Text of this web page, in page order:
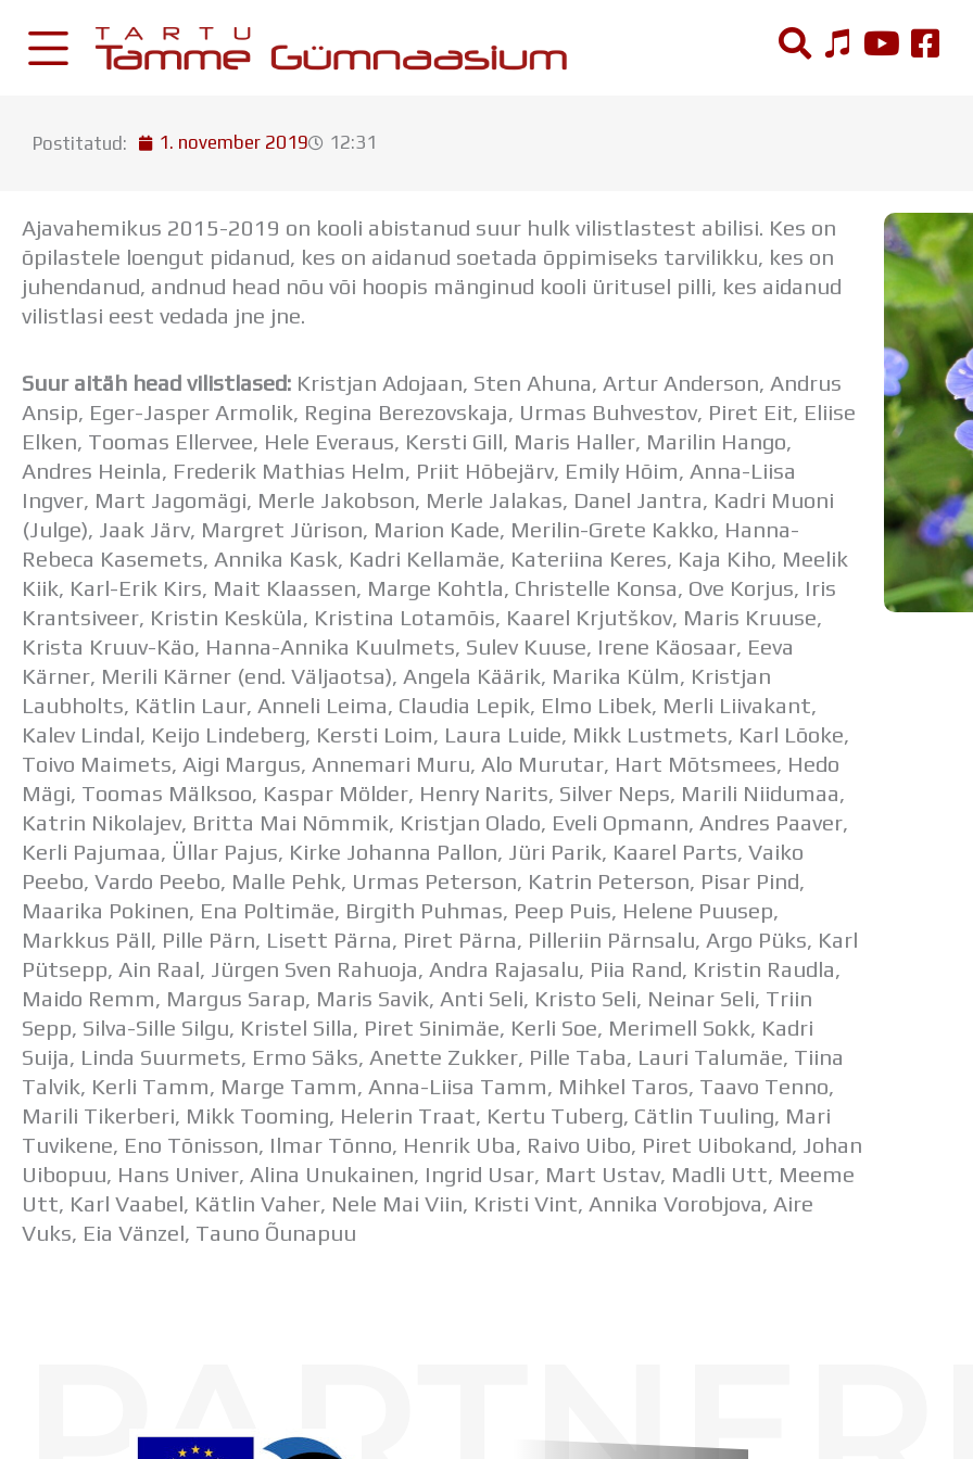
content
Postkast
Drive
Tamme TV
Kooliraadio
Koorilaul
Aastaplaan
Õppekava
Ainepassid
Distantsõpe
Kodukord
Projektid
Postitatud: 1. november 2019 12:31
Ajavahemikus 2015-2019 on kooli abistanud suur hulk vilistlastest abilisi. Kes on
õpilastele loengut pidanud, kes on aidanud soetada õppimiseks tarvilikku, kes on
juhendanud, andnud head nõu või hoopis mänginud kooli üritusel pilli, kes aidanud
vilistlasi eest vedada jne jne.
Suur aitäh head vilistlased: Kristjan Adojaan, Sten Ahuna, Artur Anderson, Andrus
Ansip, Eger-Jasper Armolik, Regina Berezovskaja, Urmas Buhvestov, Piret Eit, Eliise
Elken, Toomas Ellervee, Hele Everaus, Kersti Gill, Maris Haller, Marilin Hango,
Andres Heinla, Frederik Mathias Helm, Priit Hõbejärv, Emily Hõim, Anna-Liisa
Ingver, Mart Jagomägi, Merle Jakobson, Merle Jalakas, Danel Jantra, Kadri Muoni
(Julge), Jaak Järv, Margret Jürison, Marion Kade, Merilin-Grete Kakko, Hanna-
Rebeca Kasemets, Annika Kask, Kadri Kellamäe, Kateriina Keres, Kaja Kiho, Meelik
Kiik, Karl-Erik Kirs, Mait Klaassen, Marge Kohtla, Christelle Konsa, Ove Korjus, Iris
Krantsiveer, Kristin Kesküla, Kristina Lotamõis, Kaarel Krjutškov, Maris Kruuse,
Krista Kruuv-Käo, Hanna-Annika Kuulmets, Sulev Kuuse, Irene Käosaar, Eeva
Kärner, Merili Kärner (end. Väljaotsa), Angela Käärik, Marika Külm, Kristjan
Laubholts, Kätlin Laur, Anneli Leima, Claudia Lepik, Elmo Libek, Merli Liivakant,
Kalev Lindal, Keijo Lindeberg, Kersti Loim, Laura Luide, Mikk Lustmets, Karl Lõoke,
Toivo Maimets, Aigi Margus, Annemari Muru, Alo Murutar, Hart Mõtsmees, Hedo
Mägi, Toomas Mälksoo, Kaspar Mölder, Henry Narits, Silver Neps, Marili Niidumaa,
Katrin Nikolajev, Britta Mai Nõmmik, Kristjan Olado, Eveli Opmann, Andres Paaver,
Kerli Pajumaa, Üllar Pajus, Kirke Johanna Pallon, Jüri Parik, Kaarel Parts, Vaiko
Peebo, Vardo Peebo, Malle Pehk, Urmas Peterson, Katrin Peterson, Pisar Pind,
Maarika Pokinen, Ena Poltimäe, Birgith Puhmas, Peep Puis, Helene Puusep,
Markkus Päll, Pille Pärn, Lisett Pärna, Piret Pärna, Pilleriin Pärnsalu, Argo Püks, Karl
Pütsepp, Ain Raal, Jürgen Sven Rahuoja, Andra Rajasalu, Piia Rand, Kristin Raudla,
Maido Remm, Margus Sarap, Maris Savik, Anti Seli, Kristo Seli, Neinar Seli, Triin
Sepp, Silva-Sille Silgu, Kristel Silla, Piret Sinimäe, Kerli Soe, Merimell Sokk, Kadri
Suija, Linda Suurmets, Ermo Säks, Anette Zukker, Pille Taba, Lauri Talumäe, Tiina
Talvik, Kerli Tamm, Marge Tamm, Anna-Liisa Tamm, Mihkel Taros, Taavo Tenno,
Marili Tikerberi, Mikk Tooming, Helerin Traat, Kertu Tuberg, Cätlin Tuuling, Mari
Tuvikene, Eno Tõnisson, Ilmar Tõnno, Henrik Uba, Raivo Uibo, Piret Uibokand, Johan
Uibopuu, Hans Univer, Alina Unukainen, Ingrid Usar, Mart Ustav, Madli Utt, Meeme
Utt, Karl Vaabel, Kätlin Vaher, Nele Mai Viin, Kristi Vint, Annika Vorobjova, Aire
Vuks, Eia Vänzel, Tauno Õunapuu